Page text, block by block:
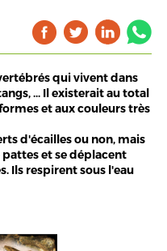
qui vivent dans
... Il existerait au total
et aux couleurs très
d'écailles ou non, mais
pattes et se déplacent
Ils respirent sous l'eau